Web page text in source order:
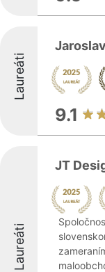
Laureáti
9.1
Laureáti
JT